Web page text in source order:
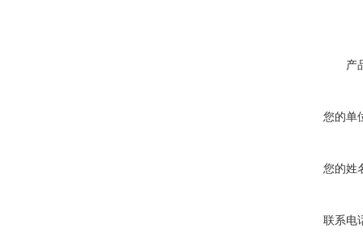
产
您的单
您的姓
联系电